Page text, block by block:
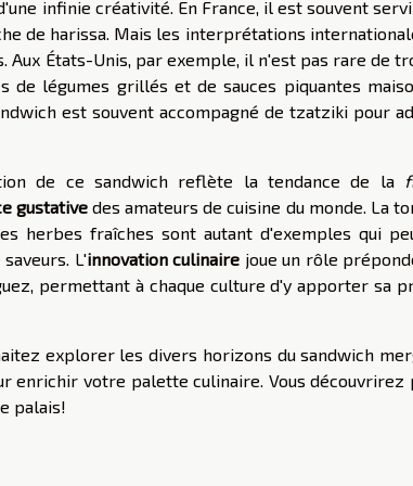
infinie créativité. En France, il est souvent
de harissa. Mais les interprétations
États-Unis, par exemple, il n'est pas rare de
de légumes grillés et de sauces piquantes
est souvent accompagné de tzatziki pour
de ce sandwich reflète la tendance de la
gustativedes amateurs de cuisine du monde. La
herbes fraîches sont autant d'exemples qui
L'innovation culinaire joue un rôle
permettant à chaque culture d'y apporter sa
explorer les divers horizons du sandwich
enrichir votre palette culinaire. Vous découvrirez
palais!